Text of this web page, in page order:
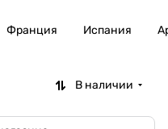
Франция Испания
В наличии